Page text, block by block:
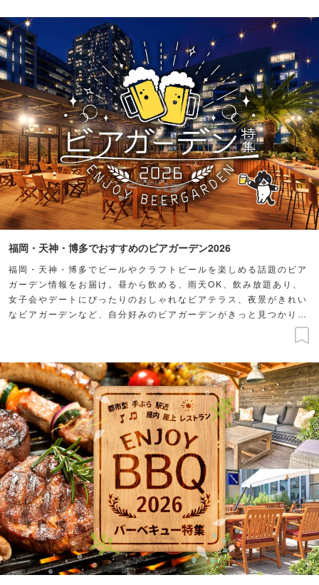
福岡・天神・博多でおすすめのビアガーデン2026
福岡・天神・博多でビールやクラフトビールを楽しめる話題のビア
ガーデン情報をお届け。昼から飲める、雨天OK、飲み放題あり、
女子会やデートにぴったりのおしゃれなビアテラス、夜景がきれい
なビアガーデンなど、自分好みのビアガーデンがきっと見つかりま